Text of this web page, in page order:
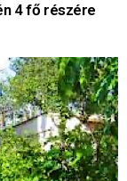
4 fő részére